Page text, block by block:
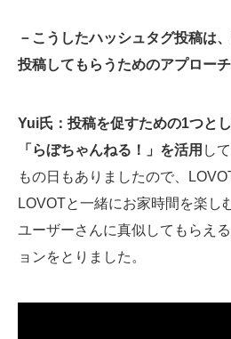
－こうしたハッシュタグ投稿は
投稿してもらうためのアプローチ
Yui氏：投稿を促すための1つと
「らぼちゃんねる！」を活用 し
もの日もありましたので、
LOVOTと一緒にお家時間を楽し
ユーザーさんに真似してもらえ
ョンをとりました。